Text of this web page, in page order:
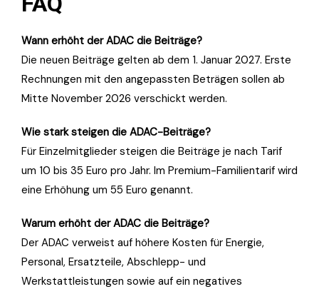
Wann erhöht der ADAC die Beiträge?
Die neuen Beiträge gelten ab dem 1. Januar 2027. Erste
Rechnungen mit den angepassten Beträgen sollen ab
Mitte November 2026 verschickt werden.
Wie stark steigen die ADAC-Beiträge?
Für Einzelmitglieder steigen die Beiträge je nach Tarif
um 10 bis 35 Euro pro Jahr. Im Premium-Familientarif wird
eine Erhöhung um 55 Euro genannt.
Warum erhöht der ADAC die Beiträge?
Der ADAC verweist auf höhere Kosten für Energie,
Personal, Ersatzteile, Abschlepp- und
Werkstattleistungen sowie auf ein negatives